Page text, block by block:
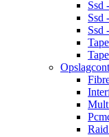
Ssd
Ssd
Ssd